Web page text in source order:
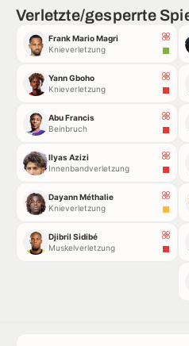
Verletzte/gesperrte
Frank Mario Magri
Knieverletzung
Yann Gboho
Knieverletzung
Abu Francis
Beinbruch
Ilyas Azizi
Innenbandverletzung
Dayann Méthalie
Knieverletzung
Djibril Sidibé
Muskelverletzung